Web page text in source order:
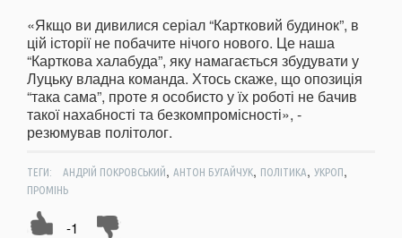
«Якщо ви дивилися серіал “Картковий будинок”, в
цій історії не побачите нічого нового. Це наша
“Карткова халабуда”, яку намагається збудувати у
Луцьку владна команда. Хтось скаже, що опозиція
“така сама”, проте я особисто у їх роботі не бачив
такої нахабності та безкомпромісності», -
резюмував політолог.
ТЕГИ: АНДРІЙ ПОКРОВСЬКИЙ, АНТОН БУГАЙЧУК, ПОЛІТИКА, УКРОП,
ПРОМІНЬ
-1